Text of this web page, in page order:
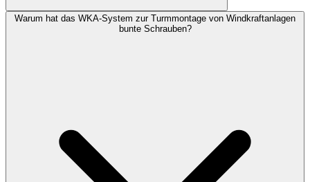
Warum hat das WKA-System zur Turmmontage von Windkraftanlagen
bunte Schrauben?